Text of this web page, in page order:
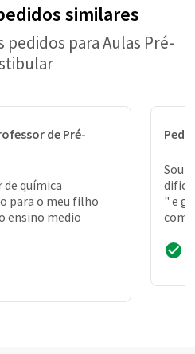
similares
pedidos para Aulas Pré-
de Pré-
química
para o meu filho
ensino medio
Sou
" e
com